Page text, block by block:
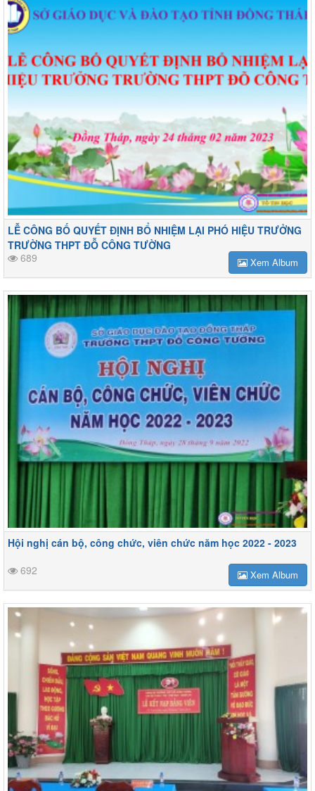
LỄ CÔNG BỐ QUYẾT ĐỊNH BỔ NHIỆM LẠI PHÓ HIỆU TRƯỞNG
TRƯỜNG THPT ĐỖ CÔNG TƯỜNG
689
Xem Album
Hội nghị cán bộ, công chức, viên chức năm học 2022 - 2023
692
Xem Album